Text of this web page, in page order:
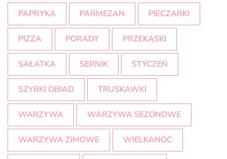
PAPRYKA PARMEZAN PIECZARKI
PIZZA PORADY PRZEKĄSKI
SAŁATKA SERNIK STYCZEŃ
SZYBKI OBIAD TRUSKAWKI
WARZYWA WARZYWA SEZONOWE
WARZYWA ZIMOWE WIELKANOC